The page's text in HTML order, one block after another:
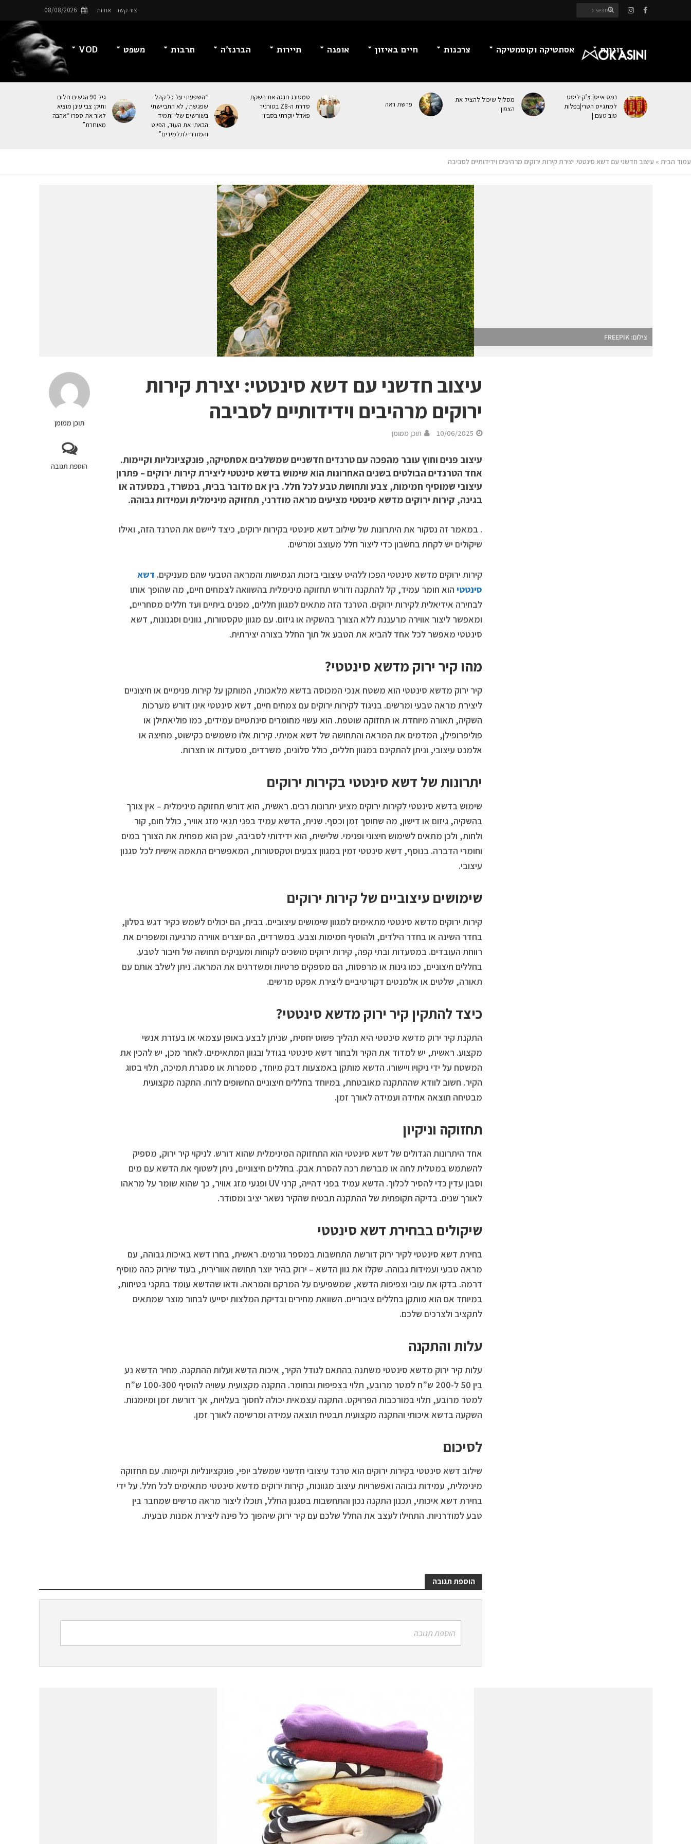
צור קשר אודות 08/08/2026
זוגיות אסתטיקה וקוסמטיקה צרכנות חיים באיזון אופנה תיירות הברנז’ה תרבות משפט VOD
נמס אייס| צ’ק ליסט
למתגייס הטרי|בפלות
טוב טעם |
מסלול שיכול להציל את
הצפון
פרשת ראה
סמסונג חגגה את השקת
סדרת ה-Z8 בטורניר
פאדל יוקרתי בסביון
“השפעתי על כל קהל
שפגשתי, לא התביישתי
בשורשים שלי ותמיד
הבאתי את העוּד, הפיוט
והמזרח לתלמידים”
גיל 90 הגשים חלום
ותיק: צבי עינן מוציא
לאור את ספרו “אהבה
מאוחרת”
עמוד הבית » עיצוב חדשני עם דשא סינטטי: יצירת קירות ירוקים מרהיבים וידידותיים לסביבה
צילום: FREEPIK
תוכן ממומן
הוספת תגובה
עיצוב חדשני עם דשא סינטטי: יצירת קירות
ירוקים מרהיבים וידידותיים לסביבה
10/06/2025 תוכן ממומן
עיצוב פנים וחוץ עובר מהפכה עם טרנדים חדשניים שמשלבים אסתטיקה, פונקציונליות וקיימות.
אחד הטרנדים הבולטים בשנים האחרונות הוא שימוש בדשא סינטטי ליצירת קירות ירוקים – פתרון
עיצובי שמוסיף חמימות, צבע ותחושת טבע לכל חלל. בין אם מדובר בבית, במשרד, במסעדה או
בגינה, קירות ירוקים מדשא סינטטי מציעים מראה מודרני, תחזוקה מינימלית ועמידות גבוהה.
. במאמר זה נסקור את היתרונות של שילוב דשא סינטטי בקירות ירוקים, כיצד ליישם את הטרנד הזה, ואילו
שיקולים יש לקחת בחשבון כדי ליצור חלל מעוצב ומרשים.
קירות ירוקים מדשא סינטטי הפכו ללהיט עיצובי בזכות הגמישות והמראה הטבעי שהם מעניקים. דשא
סינטטיהוא חומר עמיד, קל להתקנה ודורש תחזוקה מינימלית בהשוואה לצמחים חיים, מה שהופך אותו
לבחירה אידיאלית לקירות ירוקים. הטרנד הזה מתאים למגוון חללים, מפנים ביתיים ועד חללים מסחריים,
ומאפשר ליצור אווירה מרעננת ללא הצורך בהשקיה או גיזום. עם מגוון טקסטורות, גוונים וסגנונות, דשא
סינטטי מאפשר לכל אחד להביא את הטבע אל תוך החלל בצורה יצירתית.
מהו קיר ירוק מדשא סינטטי?
קיר ירוק מדשא סינטטי הוא משטח אנכי המכוסה בדשא מלאכותי, המותקן על קירות פנימיים או חיצוניים
ליצירת מראה טבעי ומרשים. בניגוד לקירות ירוקים עם צמחים חיים, דשא סינטטי אינו דורש מערכות
השקיה, תאורה מיוחדת או תחזוקה שוטפת. הוא עשוי מחומרים סינתטיים עמידים, כמו פוליאתילן או
פוליפרופילן, המדמים את המראה והתחושה של דשא אמיתי. קירות אלו משמשים כקישוט, מחיצה או
אלמנט עיצובי, וניתן להתקינם במגוון חללים, כולל סלונים, משרדים, מסעדות או חצרות.
יתרונות של דשא סינטטי בקירות ירוקים
שימוש בדשא סינטטי לקירות ירוקים מציע יתרונות רבים. ראשית, הוא דורש תחזוקה מינימלית – אין צורך
בהשקיה, גיזום או דישון, מה שחוסך זמן וכסף. שנית, הדשא עמיד בפני תנאי מזג אוויר, כולל חום, קור
ולחות, ולכן מתאים לשימוש חיצוני ופנימי. שלישית, הוא ידידותי לסביבה, שכן הוא מפחית את הצורך במים
וחומרי הדברה. בנוסף, דשא סינטטי זמין במגוון צבעים וטקסטורות, המאפשרים התאמה אישית לכל סגנון
עיצובי.
שימושים עיצוביים של קירות ירוקים
קירות ירוקים מדשא סינטטי מתאימים למגוון שימושים עיצוביים. בבית, הם יכולים לשמש כקיר דגש בסלון,
בחדר השינה או בחדר הילדים, ולהוסיף חמימות וצבע. במשרדים, הם יוצרים אווירה מרגיעה ומשפרים את
רווחת העובדים. במסעדות ובתי קפה, קירות ירוקים מושכים לקוחות ומעניקים תחושה של חיבור לטבע.
בחללים חיצוניים, כמו גינות או מרפסות, הם מספקים פרטיות ומשדרגים את המראה. ניתן לשלב אותם עם
תאורה, שלטים או אלמנטים דקורטיביים ליצירת אפקט מרשים.
כיצד להתקין קיר ירוק מדשא סינטטי?
התקנת קיר ירוק מדשא סינטטי היא תהליך פשוט יחסית, שניתן לבצע באופן עצמאי או בעזרת אנשי
מקצוע. ראשית, יש למדוד את הקיר ולבחור דשא סינטטי בגודל ובגוון המתאימים. לאחר מכן, יש להכין את
המשטח על ידי ניקויו ויישורו. הדשא מותקן באמצעות דבק מיוחד, מסמרות או מסגרת תמיכה, תלוי בסוג
הקיר. חשוב לוודא שההתקנה מאובטחת, במיוחד בחללים חיצוניים החשופים לרוח. התקנה מקצועית
מבטיחה תוצאה אחידה ועמידה לאורך זמן.
תחזוקה וניקיון
אחד היתרונות הגדולים של דשא סינטטי הוא התחזוקה המינימלית שהוא דורש. לניקוי קיר ירוק, מספיק
להשתמש במטלית לחה או מברשת רכה להסרת אבק. בחללים חיצוניים, ניתן לשטוף את הדשא עם מים
וסבון עדין כדי להסיר לכלוך. הדשא עמיד בפני דהייה, קרני UV ופגעי מזג אוויר, כך שהוא שומר על מראהו
לאורך שנים. בדיקה תקופתית של ההתקנה תבטיח שהקיר נשאר יציב ומסודר.
שיקולים בבחירת דשא סינטטי
בחירת דשא סינטטי לקיר ירוק דורשת התחשבות במספר גורמים. ראשית, בחרו דשא באיכות גבוהה, עם
מראה טבעי ועמידות גבוהה. שקלו את גוון הדשא – ירוק בהיר יוצר תחושה אוורירית, בעוד שירוק כהה מוסיף
דרמה. בדקו את עובי וצפיפות הדשא, שמשפיעים על המרקם והמראה. ודאו שהדשא עומד בתקני בטיחות,
במיוחד אם הוא מותקן בחללים ציבוריים. השוואת מחירים ובדיקת המלצות יסייעו לבחור מוצר שמתאים
לתקציב ולצרכים שלכם.
עלות והתקנה
עלות קיר ירוק מדשא סינטטי משתנה בהתאם לגודל הקיר, איכות הדשא ועלות ההתקנה. מחיר הדשא נע
בין 50 ל-200 ש”ח למטר מרובע, תלוי בצפיפות ובחומר. התקנה מקצועית עשויה להוסיף 100-300 ש”ח
למטר מרובע, תלוי במורכבות הפרויקט. התקנה עצמאית יכולה לחסוך בעלויות, אך דורשת זמן ומיומנות.
השקעה בדשא איכותי והתקנה מקצועית תבטיח תוצאה עמידה ומרשימה לאורך זמן.
לסיכום
שילוב דשא סינטטי בקירות ירוקים הוא טרנד עיצובי חדשני שמשלב יופי, פונקציונליות וקיימות. עם תחזוקה
מינימלית, עמידות גבוהה ואפשרויות עיצוב מגוונות, קירות ירוקים מדשא סינטטי מתאימים לכל חלל. על ידי
בחירת דשא איכותי, תכנון התקנה נכון והתחשבות בסגנון החלל, תוכלו ליצור מראה מרשים שמחבר בין
טבע למודרניות. התחילו לעצב את החלל שלכם עם קיר ירוק שיהפוך כל פינה ליצירת אמנות טבעית.
הוספת תגובה
הוספת תגובה